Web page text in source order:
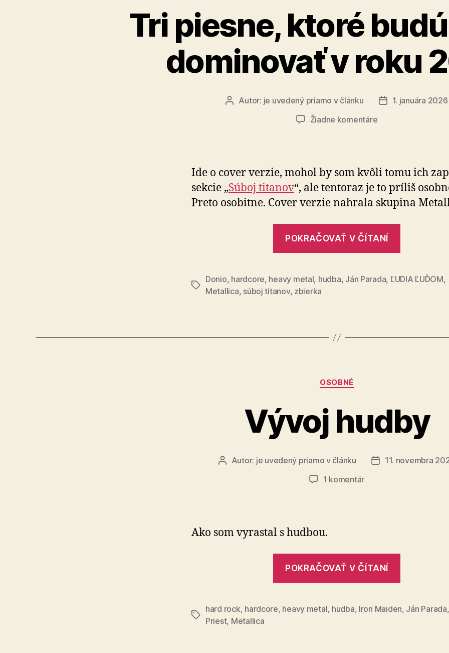
Tri piesne, ktoré
dominovať v roku
AutorAutor: je uvedený priamo v článku
Dátum
1. januára 2026
Žiadne komentárena
budú
u
mňa
dominovať
roku
2026
Ide o cover verzie, mohol by som kvôli tomu ich
sekcie „Súboj titanov“, ale tentoraz je to príliš
Preto osobitne. Cover verzie nahrala skupina
POKRAČOVAŤ V ČÍTANÍ
budú
v
Značky
Donio, hardcore, heavy metal, hudba, Ján Parada, ĽUDIA ĽUĎOM,
Metallica, súboj titanov, zbierka
Kategórie
OSOBNÉ
Vývoj hudby
AutorAutor: je uvedený priamo v článku
Dátum
11. novembra
1 komentárna
Ako som vyrastal s hudbou.
POKRAČOVAŤ V ČÍTANÍ
Značky
hard rock, hardcore, heavy metal, hudba, Iron Maiden, Ján Parada
Priest, Metallica